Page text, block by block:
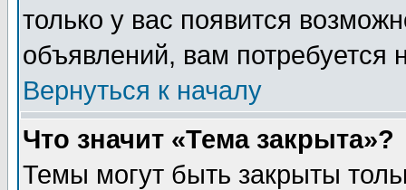
только у вас появится
объявлений, вам потребуется
Вернуться к началу
Что значит «Тема закрыта»?
Темы могут быть закрыты